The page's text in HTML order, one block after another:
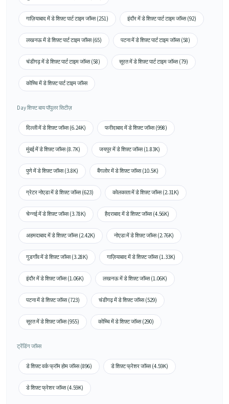
गाज़ियाबाद में डे शिफ़्ट पार्ट टाइम जॉब्स (251) इंदौर में डे शिफ़्ट पार्ट टाइम जॉब्स (92)
लखनऊ में डे शिफ़्ट पार्ट टाइम जॉब्स (65) पटना में डे शिफ़्ट पार्ट टाइम जॉब्स (58)
चंडीगढ़ में डे शिफ़्ट पार्ट टाइम जॉब्स (58) सूरत में डे शिफ़्ट पार्ट टाइम जॉब्स (79)
कोच्चि में डे शिफ़्ट पार्ट टाइम जॉब्स
Day शिफ्ट बाय पॉपुलर सिटीज़
दिल्ली में डे शिफ़्ट जॉब्स (6.24K) फरीदाबाद में डे शिफ़्ट जॉब्स (998)
मुंबई में डे शिफ़्ट जॉब्स (8.7K) जयपुर में डे शिफ़्ट जॉब्स (1.83K)
पुणे में डे शिफ़्ट जॉब्स (3.8K) बैंगलोर में डे शिफ़्ट जॉब्स (10.5K)
ग्रेटर नोएडा में डे शिफ़्ट जॉब्स (623) कोलकाता में डे शिफ़्ट जॉब्स (2.31K)
चेन्नई में डे शिफ़्ट जॉब्स (3.78K) हैदराबाद में डे शिफ़्ट जॉब्स (4.56K)
अहमदाबाद में डे शिफ़्ट जॉब्स (2.42K) नोएडा में डे शिफ़्ट जॉब्स (2.76K)
गुडगाँव में डे शिफ़्ट जॉब्स (3.28K) गाज़ियाबाद में डे शिफ़्ट जॉब्स (1.33K)
इंदौर में डे शिफ़्ट जॉब्स (1.06K) लखनऊ में डे शिफ़्ट जॉब्स (1.06K)
पटना में डे शिफ़्ट जॉब्स (723) चंडीगढ़ में डे शिफ़्ट जॉब्स (529)
सूरत में डे शिफ़्ट जॉब्स (955) कोच्चि में डे शिफ़्ट जॉब्स (290)
ट्रेंडिंग जॉब्स
डे शिफ़्ट वर्क फ्रॉम होम जॉब्स (896) डे शिफ़्ट फ्रेशर जॉब्स (4.59K)
डे शिफ़्ट फ्रेशर जॉब्स (4.59K)